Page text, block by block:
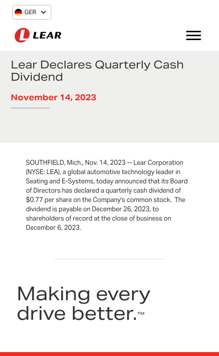
GER
Lear Declares Quarterly Cash
Dividend
November 14, 2023
SOUTHFIELD, Mich., Nov. 14, 2023 -- Lear Corporation
(NYSE: LEA), a global automotive technology leader in
Seating and E-Systems, today announced that its Board
of Directors has declared a quarterly cash dividend of
$0.77 per share on the Company's common stock. The
dividend is payable on December 26, 2023, to
shareholders of record at the close of business on
December 6, 2023.
Making every
drive better.™